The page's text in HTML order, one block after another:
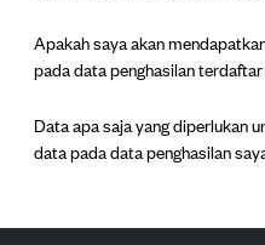
Apakah saya akan
pada data penghasilan
Data apa saja yang diperlukan
data pada data penghasilan